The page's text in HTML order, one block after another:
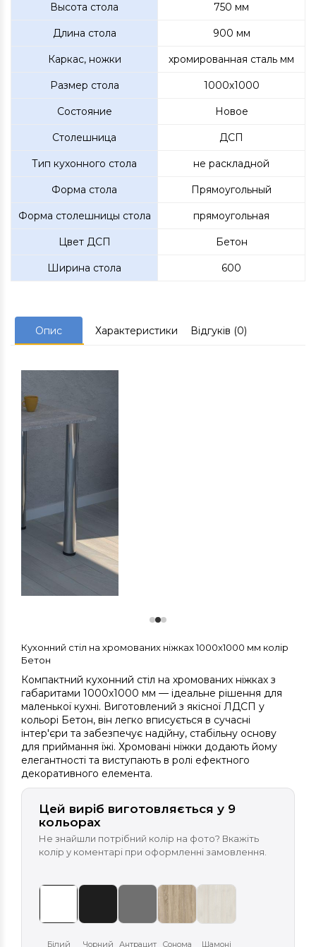
Высота стола 750 мм
Длина стола 900 мм
Каркас, ножки хромированная сталь мм
Размер стола 1000х1000
Состояние Новое
Столешница ДСП
Тип кухонного стола не раскладной
Форма стола Прямоугольный
Форма столешницы стола прямоугольная
Цвет ДСП Бетон
Ширина стола 600
Опис Характеристики Відгуків (0)
Кухонний стіл на хромованих ніжках 1000х1000 мм колір
Бетон
Компактний кухонний стіл на хромованих ніжках з
габаритами 1000х1000 мм — ідеальне рішення для
маленької кухні. Виготовлений з якісної ЛДСП у
кольорі Бетон, він легко вписується в сучасні
інтер'єри та забезпечує надійну, стабільну основу
для приймання їжі. Хромовані ніжки додають йому
елегантності та виступають в ролі ефектного
декоративного елемента.
Цей виріб виготовляється у 9
кольорах
Не знайшли потрібний колір на фото? Вкажіть
колір у коментарі при оформленні замовлення.
Білий Чорний Антрацит Сонома Шамоні